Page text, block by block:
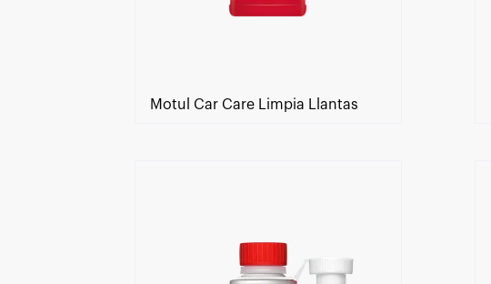
Encuentra un centro Motul
Motul Car Care Limpia Llantas